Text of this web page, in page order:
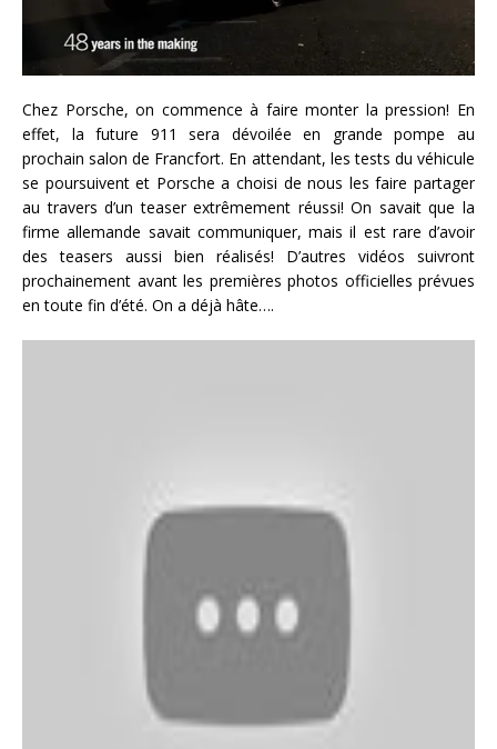
Chez Porsche, on commence à faire monter la pression! En
effet, la future 911 sera dévoilée en grande pompe au
prochain salon de Francfort. En attendant, les tests du véhicule
se poursuivent et Porsche a choisi de nous les faire partager
au travers d’un teaser extrêmement réussi! On savait que la
firme allemande savait communiquer, mais il est rare d’avoir
des teasers aussi bien réalisés! D’autres vidéos suivront
prochainement avant les premières photos officielles prévues
en toute fin d’été. On a déjà hâte….